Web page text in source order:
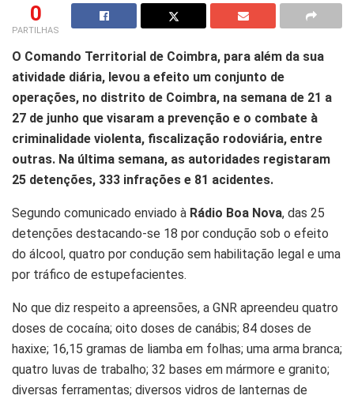
0
PARTILHAS
O Comando Territorial de Coimbra, para além da sua
atividade diária, levou a efeito um conjunto de
operações, no distrito de Coimbra, na semana de 21 a
27 de junho que visaram a prevenção e o combate à
criminalidade violenta, fiscalização rodoviária, entre
outras. Na última semana, as autoridades registaram
25 detenções, 333 infrações e 81 acidentes.
Segundo comunicado enviado à Rádio Boa Nova, das 25
detenções destacando-se 18 por condução sob o efeito
do álcool, quatro por condução sem habilitação legal e uma
por tráfico de estupefacientes.
No que diz respeito a apreensões, a GNR apreendeu quatro
doses de cocaína; oito doses de canábis; 84 doses de
haxixe; 16,15 gramas de liamba em folhas; uma arma branca;
quatro luvas de trabalho; 32 bases em mármore e granito;
diversas ferramentas; diversos vidros de lanternas de